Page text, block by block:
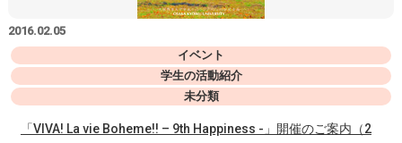
2016.02.05
イベント
学生の活動紹介
未分類
「VIVA! La vie Boheme!! – 9th Happiness -」開催のご案内（2